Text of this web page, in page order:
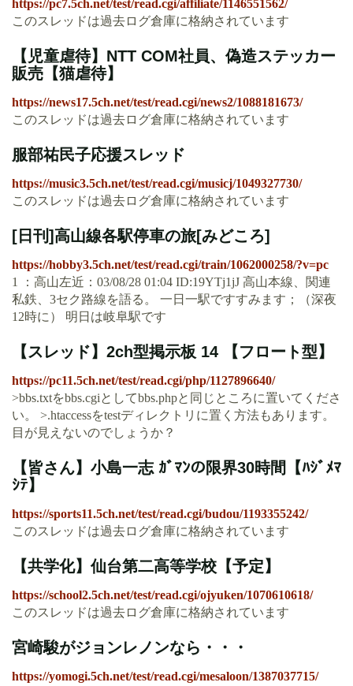
https://pc7.5ch.net/test/read.cgi/affiliate/1146551562/
このスレッドは過去ログ倉庫に格納されています
【児童虐待】NTT COM社員、偽造ステッカー
販売【猫虐待】
https://news17.5ch.net/test/read.cgi/news2/1088181673/
このスレッドは過去ログ倉庫に格納されています
服部祐民子応援スレッド
https://music3.5ch.net/test/read.cgi/musicj/1049327730/
このスレッドは過去ログ倉庫に格納されています
[日刊]高山線各駅停車の旅[みどころ]
https://hobby3.5ch.net/test/read.cgi/train/1062000258/?v=pc
1 ：高山左近：03/08/28 01:04 ID:19YTj1jJ 高山本線、関連
私鉄、3セク路線を語る。 一日一駅ですすみます；（深夜
12時に） 明日は岐阜駅です
【スレッド】2ch型掲示板 14 【フロート型】
https://pc11.5ch.net/test/read.cgi/php/1127896640/
>bbs.txtをbbs.cgiとしてbbs.phpと同じところに置いてくださ
い。 >.htaccessをtestディレクトリに置く方法もあります。
目が見えないのでしょうか？
【皆さん】小島一志 ｶﾞﾏﾝの限界30時間【ﾊｼﾞﾒﾏ
ｼﾃ】
https://sports11.5ch.net/test/read.cgi/budou/1193355242/
このスレッドは過去ログ倉庫に格納されています
【共学化】仙台第二高等学校【予定】
https://school2.5ch.net/test/read.cgi/ojyuken/1070610618/
このスレッドは過去ログ倉庫に格納されています
宮崎駿がジョンレノンなら・・・
https://yomogi.5ch.net/test/read.cgi/mesaloon/1387037715/